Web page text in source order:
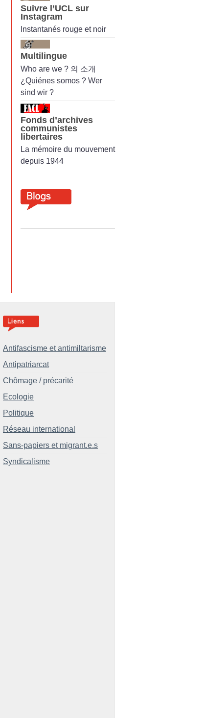
Suivre l’UCL sur
Instagram
Instantanés rouge et noir
Multilingue
Who are we ? 의 소개
¿Quiénes somos ? Wer
sind wir ?
Fonds d’archives
communistes
libertaires
La mémoire du mouvement
depuis 1944
Antifascisme et antimiltarisme
Antipatriarcat
Chômage / précarité
Ecologie
Politique
Réseau international
Sans-papiers et migrant.e.s
Syndicalisme